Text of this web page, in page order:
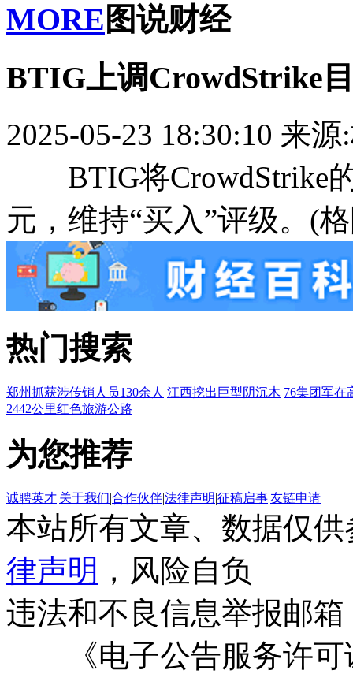
MORE 图说财经
BTIG上调CrowdStrike
2025-05-23 18:30:10 来源
BTIG将CrowdStrike的
元，维持“买入”评级。(
热门搜索
郑州抓获涉传销人员130余人 江西挖出巨型阴沉木 76集团军在
2442公里红色旅游公路
为您推荐
诚聘英才|关于我们|合作伙伴|法律声明|征稿启事|友链申请
本站所有文章、数据仅
律声明 ，风险自负
违法和不良信息举报邮箱
《电子公告服务许可